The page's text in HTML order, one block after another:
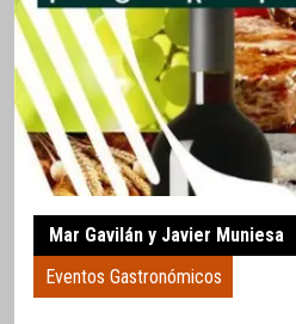
Mar Gavilán y Javier Muniesa
Eventos Gastronómicos